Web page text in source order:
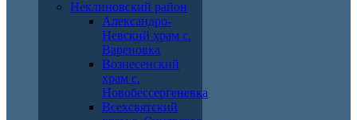
Неклиновский район
Александро-
Невский храм с.
Вареновка
Вознесенский
храм с.
Новобессергеневка
Всехсвятский